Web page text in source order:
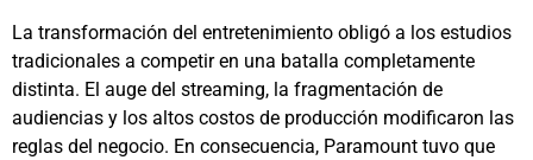
La transformación del entretenimiento obligó a los estudios
tradicionales a competir en una batalla completamente
distinta. El auge del streaming, la fragmentación de
audiencias y los altos costos de producción modificaron las
reglas del negocio. En consecuencia, Paramount tuvo que